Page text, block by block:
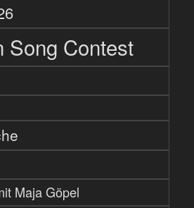
Song Contest
Maja Göpel